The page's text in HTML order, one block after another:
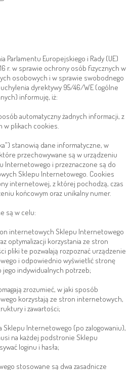
Parlamentu Europejskiego i Rady (UE)
r. w sprawie ochrony osób fizycznych w
osobowych i w sprawie swobodnego
dyrektywy 95/46/WE (ogólne
informuję, iż:
automatyczny żadnych informacji, z
w plikach cookies.
stanowią dane informatyczne, w
przechowywane są w urządzeniu
Internetowego i przeznaczone są do
Sklepu Internetowego. Cookies
internetowej, z której pochodzą, czas
końcowym oraz unikalny numer.
są w celu:
internetowych Sklepu Internetowego
optymalizacji korzystania ze stron
pliki te pozwalają rozpoznać urządzenie
i odpowiednio wyświetlić stronę
indywidualnych potrzeb;
zrozumieć, w jaki sposób
korzystają ze stron internetowych,
i zawartości;
Sklepu Internetowego (po zalogowaniu),
na każdej podstronie Sklepu
loginu i hasła;
stosowane są dwa zasadnicze